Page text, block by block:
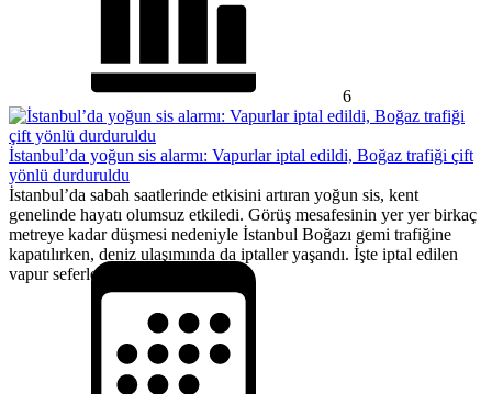
6
İstanbul’da yoğun sis alarmı: Vapurlar iptal edildi, Boğaz trafiği çift
yönlü durduruldu
İstanbul’da sabah saatlerinde etkisini artıran yoğun sis, kent
genelinde hayatı olumsuz etkiledi. Görüş mesafesinin yer yer birkaç
metreye kadar düşmesi nedeniyle İstanbul Boğazı gemi trafiğine
kapatılırken, deniz ulaşımında da iptaller yaşandı. İşte iptal edilen
vapur seferleri...